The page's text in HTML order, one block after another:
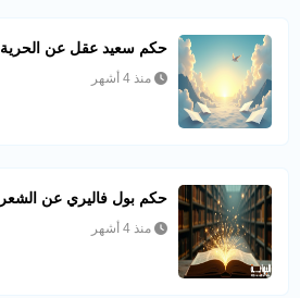
حكم سعيد عقل عن الحرية
منذ 4 أشهر
حكم بول فاليري عن الشعر
منذ 4 أشهر